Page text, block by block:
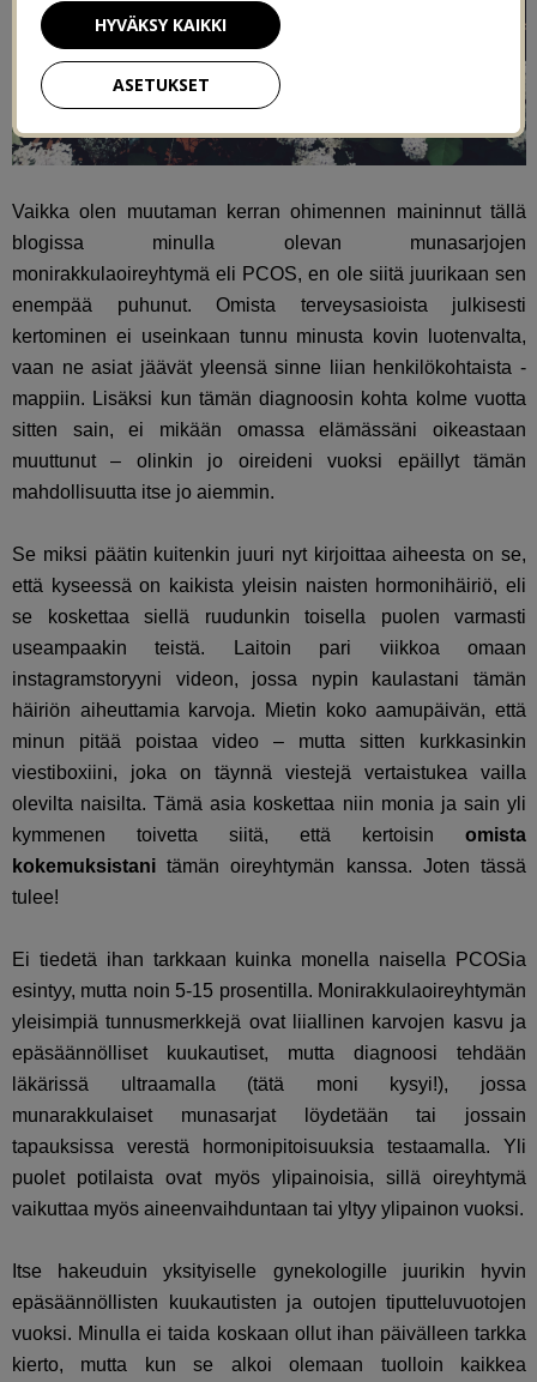
Vaikka olen muutaman kerran ohimennen maininnut tällä
blogissa minulla olevan munasarjojen
monirakkulaoireyhtymä eli PCOS, en ole siitä juurikaan sen
enempää puhunut. Omista terveysasioista julkisesti
kertominen ei useinkaan tunnu minusta kovin luotenvalta,
vaan ne asiat jäävät yleensä sinne liian henkilökohtaista -
mappiin. Lisäksi kun tämän diagnoosin kohta kolme vuotta
sitten sain, ei mikään omassa elämässäni oikeastaan
muuttunut – olinkin jo oireideni vuoksi epäillyt tämän
mahdollisuutta itse jo aiemmin.
Se miksi päätin kuitenkin juuri nyt kirjoittaa aiheesta on se,
että kyseessä on kaikista yleisin naisten hormonihäiriö, eli
se koskettaa siellä ruudunkin toisella puolen varmasti
useampaakin teistä. Laitoin pari viikkoa omaan
instagramstoryyni videon, jossa nypin kaulastani tämän
häiriön aiheuttamia karvoja. Mietin koko aamupäivän, että
minun pitää poistaa video – mutta sitten kurkkasinkin
viestiboxiini, joka on täynnä viestejä vertaistukea vailla
olevilta naisilta. Tämä asia koskettaa niin monia ja sain yli
kymmenen toivetta siitä, että kertoisinomista
kokemuksistani tämän oireyhtymän kanssa. Joten tässä
tulee!
Ei tiedetä ihan tarkkaan kuinka monella naisella PCOSia
esintyy, mutta noin 5-15 prosentilla. Monirakkulaoireyhtymän
yleisimpiä tunnusmerkkejä ovat liiallinen karvojen kasvu ja
epäsäännölliset kuukautiset, mutta diagnoosi tehdään
läkärissä ultraamalla (tätä moni kysyi!), jossa
munarakkulaiset munasarjat löydetään tai jossain
tapauksissa verestä hormonipitoisuuksia testaamalla. Yli
puolet potilaista ovat myös ylipainoisia, sillä oireyhtymä
vaikuttaa myös aineenvaihduntaan tai yltyy ylipainon vuoksi.
Itse hakeuduin yksityiselle gynekologille juurikin hyvin
epäsäännöllisten kuukautisten ja outojen tiputteluvuotojen
vuoksi. Minulla ei taida koskaan ollut ihan päivälleen tarkka
kierto, mutta kun se alkoi olemaan tuolloin kaikkea
ASETUKSET
HYVÄKSY KAIKKI